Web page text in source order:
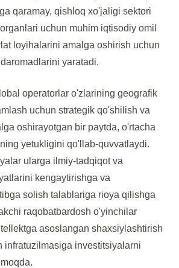
qaramay, qishloq xo'jaligi sektori
uchun muhim iqtisodiy omil
loyihalarini amalga oshirish uchun
yaratadi.
operatorlar o'zlarining geografik
uchun strategik qo'shilish va
oshirayotgan bir paytda, o'rtacha
yetukligini qo'llab-quvvatlaydi.
ularga ilmiy-tadqiqot va
kengaytirishga va
solish talablariga rioya qilishga
raqobatbardosh o'yinchilar
asoslangan shaxsiylashtirish
infratuzilmasiga investitsiyalarni